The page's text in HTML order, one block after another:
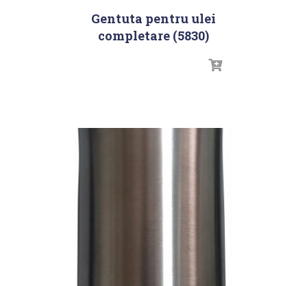
Gentuta pentru ulei
completare (5830)